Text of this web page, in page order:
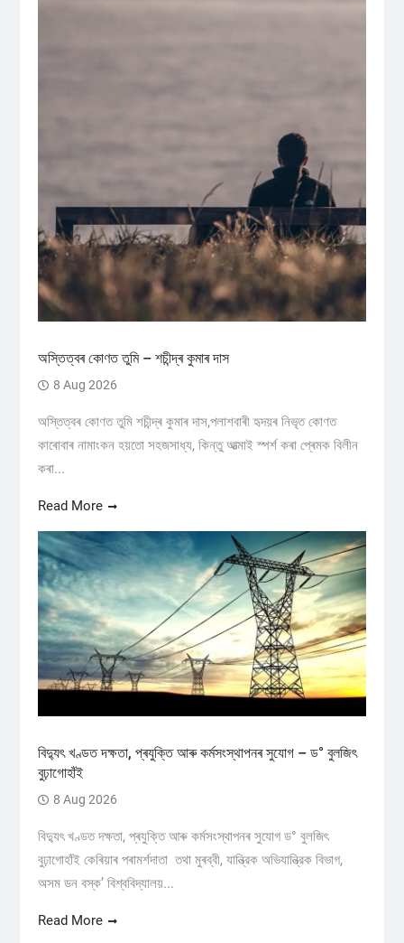
অস্তিত্বৰ কোণত তুমি – শচীন্দ্ৰ কুমাৰ দাস
8 Aug 2026
অস্তিত্বৰ কোণত তুমি শচীন্দ্ৰ কুমাৰ দাস,পলাশবাৰী হৃদয়ৰ নিভৃত কোণত
কাৰোবাৰ নামাংকন হয়তো সহজসাধ্য, কিন্তু আত্মাই স্পৰ্শ কৰা প্ৰেমক বিলীন
কৰা...
Read More
বিদ্যুৎ খণ্ডত দক্ষতা, প্ৰযুক্তি আৰু কৰ্মসংস্থাপনৰ সুযোগ – ড° বুলজিৎ
বুঢ়াগোহাঁই
8 Aug 2026
বিদ্যুৎ খণ্ডত দক্ষতা, প্ৰযুক্তি আৰু কৰ্মসংস্থাপনৰ সুযোগ ড° বুলজিৎ
বুঢ়াগোহাঁই কেৰিয়াৰ পৰামৰ্শদাতা তথা মুৰব্বী, যান্ত্রিক অভিযান্ত্রিক বিভাগ,
অসম ডন বস্ক’ বিশ্ববিদ্যালয়...
Read More